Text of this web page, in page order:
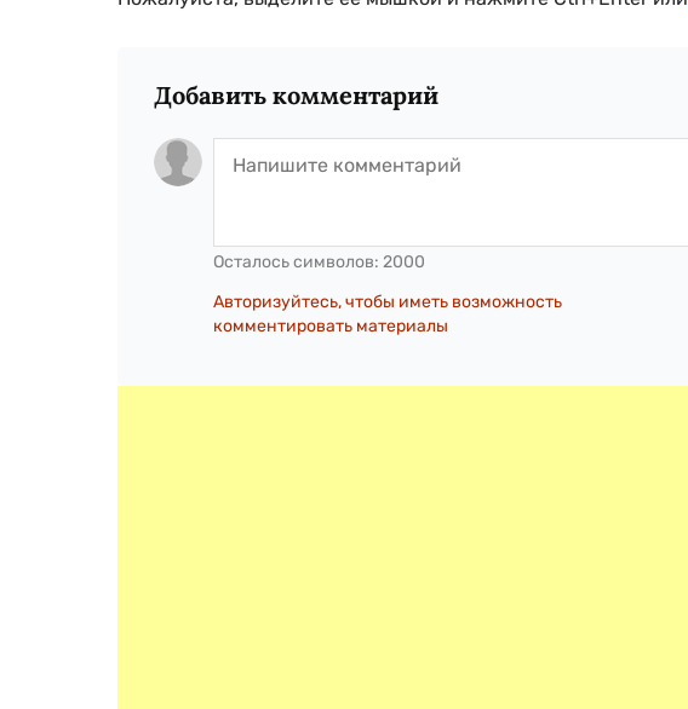
Добавить комментарий
Осталось символов: 2000
Авторизуйтесь, чтобы иметь возможность
комментировать материалы